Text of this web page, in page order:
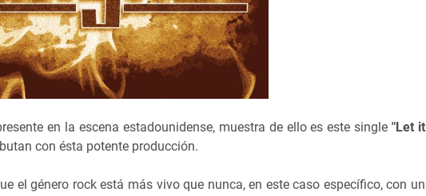
en la escena estadounidense, muestra de ello es este single"Let it
con ésta potente producción.
el género rock está más vivo que nunca, en este caso específico, con un